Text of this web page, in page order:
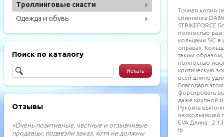
Троллинговые снасти
Одежда и обувь
Поиск по каталогу
Отзывы
«Очень позитивные, честные и отзывчивые
продавцы, подвезли заказ, хотя не должны
Точная копия
спиннинга
полностью
кольцами SiС в
оправах.
таким
полностью
критическую
всей длине
Благодаря
форсировать
даже крупной
Рукоять
нескользящей
EVA.Длина :
lb.